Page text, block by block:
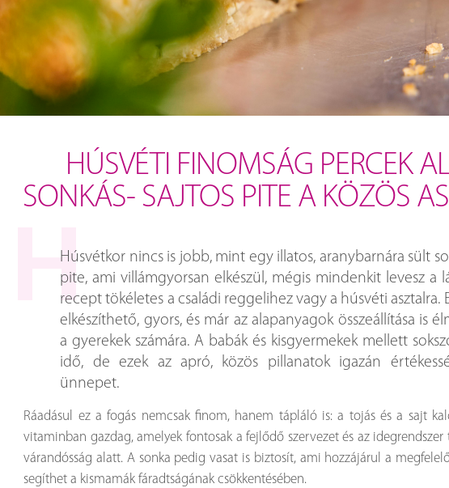
HÚSVÉTI FINOMSÁG PERCEK
SONKÁS- SAJTOS PITE A KÖZÖS
Húsvétkor nincs is jobb, mint egy illatos, aranybarnára sült
pite, ami villámgyorsan elkészül, mégis mindenkit levesz a
recept tökéletes a családi reggelihez vagy a húsvéti asztalra.
elkészíthető, gyors, és már az alapanyagok összeállítása is
a gyerekek számára. A babák és kisgyermekek mellett
idő, de ezek az apró, közös pillanatok igazán
ünnepet.
Ráadásul ez a fogás nemcsak finom, hanem tápláló is: a tojás és a sajt
vitaminban gazdag, amelyek fontosak a fejlődő szervezet és az idegrendszer
várandósság alatt. A sonka pedig vasat is biztosít, ami hozzájárul a
segíthet a kismamák fáradtságának csökkentésében.